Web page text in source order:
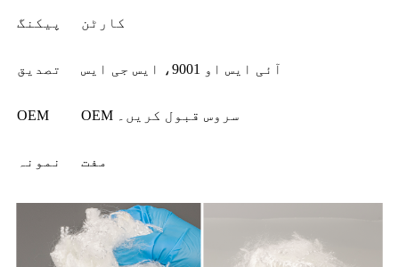
پیکنگ کارٹن
تصدیق آئی ایس او 9001، ایس جی ایس
OEM OEM سروس قبول کریں۔
نمونہ مفت